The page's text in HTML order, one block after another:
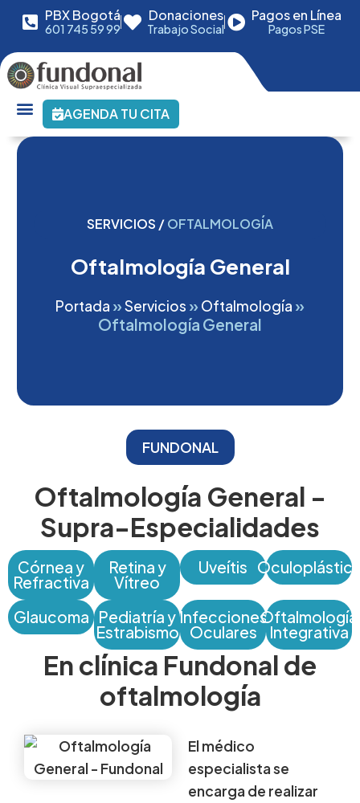
PBX Bogotá
601 745 59 99
Donaciones
Trabajo Social
Pagos en Línea
Pagos PSE
AGENDA TU CITA
SERVICIOS /OFTALMOLOGÍA
Oftalmología General
Portada »Servicios » Oftalmología »
Oftalmología General
FUNDONAL
Oftalmología General -
Supra-Especialidades
Córnea y
Refractiva
Retina y
Vítreo
Uveítis
Glaucoma Pediatría y
Estrabismo
Infecciones
Oculares
Oftalmología
Integrativa
En clínica Fundonal de
oftalmología
El médico
especialista se
encarga de realizar